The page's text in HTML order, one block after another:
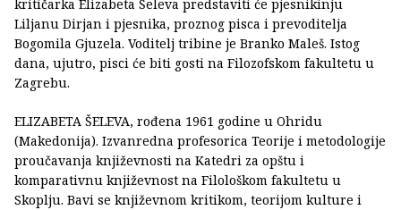
kritičarka Elizabeta Šeleva predstaviti će pjesnikinju
Liljanu Dirjan i pjesnika, proznog pisca i prevoditelja
Bogomila Gjuzela. Voditelj tribine je Branko Maleš. Istog
dana, ujutro, pisci će biti gosti na Filozofskom fakultetu u
Zagrebu.
ELIZABETA ŠELEVA, rođena 1961 godine u Ohridu
(Makedonija). Izvanredna profesorica Teorije i metodologije
proučavanja književnosti na Katedri za opštu i
komparativnu književnost na Filološkom fakultetu u
Skoplju. Bavi se književnom kritikom, teorijom kulture i